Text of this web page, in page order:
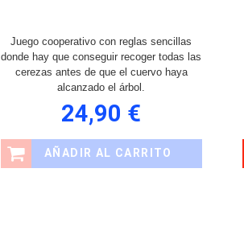
Juego cooperativo con reglas sencillas
donde hay que conseguir recoger todas las
cerezas antes de que el cuervo haya
alcanzado el árbol.
24,90 €
AÑADIR AL CARRITO